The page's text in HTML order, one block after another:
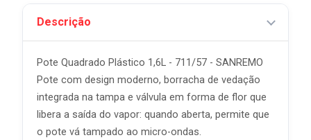
Descrição
Pote Quadrado Plástico 1,6L - 711/57 - SANREMO
Pote com design moderno, borracha de vedação
integrada na tampa e válvula em forma de flor que
libera a saída do vapor: quando aberta, permite que
o pote vá tampado ao micro-ondas.